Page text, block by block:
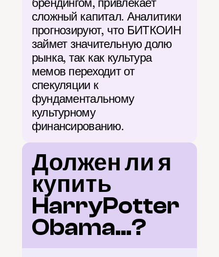
сложный капитал. Аналитики
прогнозируют, что БИТКОИН
займет значительную долю
рынка, так как культура
мемов переходит от
спекуляции к
фундаментальному
культурному
финансированию.
Должен ли я
купить
HarryPotter
Obama...?